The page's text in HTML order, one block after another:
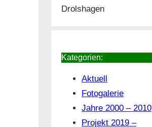
Drolshagen
Kategorien:
Aktuell
Fotogalerie
Jahre 2000 – 2010
Projekt 2019 –